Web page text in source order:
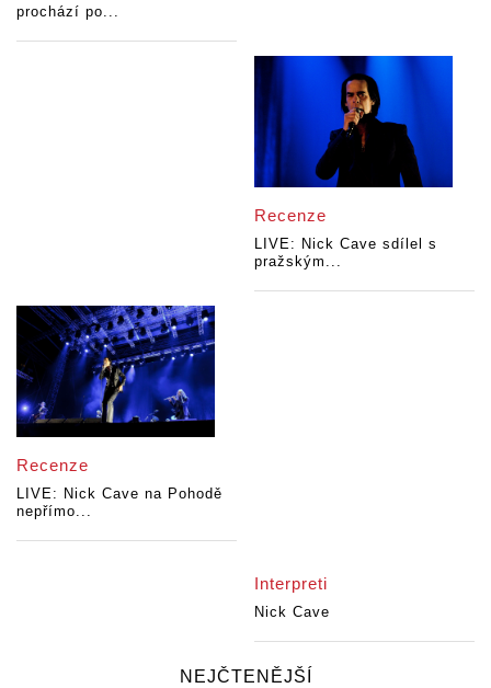
prochází po...
Recenze
LIVE: Nick Cave sdílel s
pražským...
Recenze
LIVE: Nick Cave na Pohodě
nepřímo...
Interpreti
Nick Cave
NEJČTENĚJŠÍ